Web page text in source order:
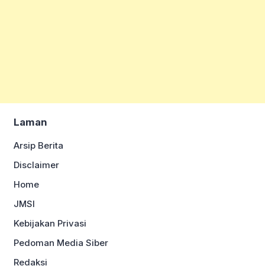
Laman
Arsip Berita
Disclaimer
Home
JMSI
Kebijakan Privasi
Pedoman Media Siber
Redaksi